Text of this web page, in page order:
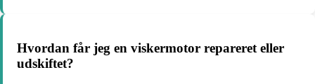
Hvordan får jeg en viskermotor repareret eller
udskiftet?